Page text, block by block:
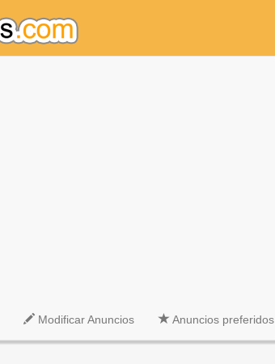
Modificar Anuncios Anuncios preferidos